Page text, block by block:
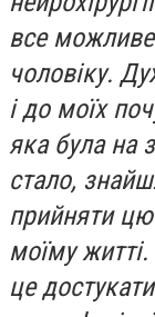
все
чоловіку.
і до моїх
яка була на
стало,
прийняти цю
моїму житті.
це